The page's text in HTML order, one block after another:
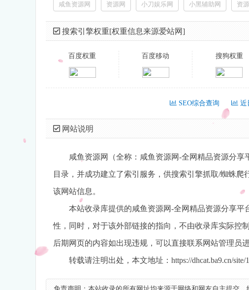
咸鱼资源网 资源网 小刀娱乐网 小黑辅助网 资
搜索引擎权重[权重信息来源爱站网]
百度权重 百度移动 搜狗权重
SEO综合查询 近
网站说明
咸鱼资源网（全称：咸鱼资源网-全网精品资源分享
目录，并成功建立了索引服务，供搜索引擎抓取/蜘蛛
该网站信息。
本站收录库提供的咸鱼资源网-全网精品资源分享
性，同时，对于该外部链接的指向，不由收录库实际控
后期网页的内容如出现违规，可以直接联系网站管理员
转载请注明出处，本文地址：https://dhcat.ba9.cn/site/